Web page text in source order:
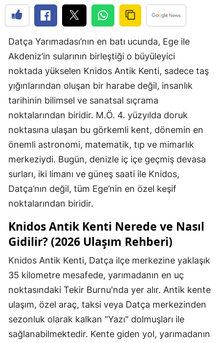
Datça Yarımadası’nın en batı ucunda, Ege ile
Akdeniz’in sularının birleştiği o büyüleyici
noktada yükselen Knidos Antik Kenti, sadece taş
yığınlarından oluşan bir harabe değil, insanlık
tarihinin bilimsel ve sanatsal sıçrama
noktalarından biridir. M.Ö. 4. yüzyılda doruk
noktasına ulaşan bu görkemli kent, dönemin en
önemli astronomi, matematik, tıp ve mimarlık
merkeziydi. Bugün, denizle iç içe geçmiş devasa
surları, iki limanı ve güneş saati ile Knidos,
Datça’nın değil, tüm Ege’nin en özel keşif
noktalarından biridir.
Knidos Antik Kenti Nerede ve Nasıl
Gidilir? (2026 Ulaşım Rehberi)
Knidos Antik Kenti, Datça ilçe merkezine yaklaşık
35 kilometre mesafede, yarımadanın en uç
noktasındaki Tekir Burnu'nda yer alır. Antik kente
ulaşım, özel araç, taksi veya Datça merkezinden
sezonluk olarak kalkan "Yazı" dolmuşları ile
sağlanabilmektedir. Kente giden yol, yarımadanın